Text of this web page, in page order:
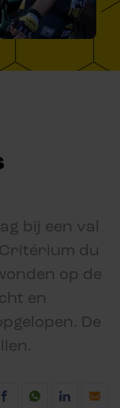
bij een val
du
op de
en
De